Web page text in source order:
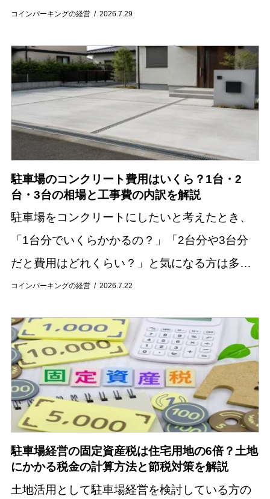
コインパーキングの経営 2026.7.29
士の過失割合によって決まりますが、駐車場の
この記...
コインパーキングの経営 2026.7.22
駐車場のコンクリート費用はいくら？1台・2
台・3台の相場と工事費の内訳を解説
駐車場をコンクリートにしたいと考えたとき、
「1台分でいくらかかるの？」「2台分や3台分
だと費用はどれくらい？」と気になる方は多い
のではないでしょうか。 駐車場のコンクリート
によっ...
駐車場経営の固定資産税は住宅用地の6倍？土地
にかかる税金の計算方法と節税対策を解説
土地活用として駐車場経営を検討している方の